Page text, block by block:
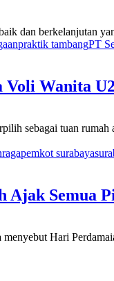
dan berkelanjutan
praktik tambangPT
Voli Wanita
sebagai tuan
pemkot surabaya
Semua
Hari